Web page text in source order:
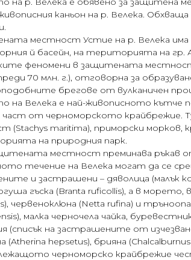
каньон на р. Велека.
местност Устие на р. Велека има
й басейн, на територията на гр.
феномени в защитената
70 млн. г.), отговорна за
брегове от вулканичен
на Велека е най-живописното кътче
част от черноморското крайбрежие.
(Stachys maritima), приморски
на природния парк.
местност преминава ръкав
течение на Велека могат да се
и застрашени – дяволица (малък
гъска (Branta ruficollis), а в
червеноклюна (Netta rufina) и
малка черночела чайка,
(списък на застрашените от
(Atherina hepsetus), брияна
черноморско крайбрежие